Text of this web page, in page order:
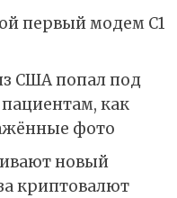
первый модем C1
США попал под
пациентам, как
фото
новый
криптовалют